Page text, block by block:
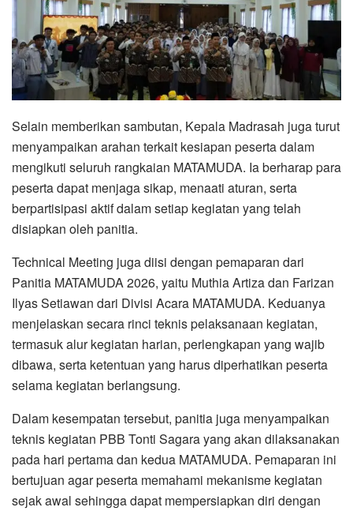
Selain memberikan sambutan, Kepala Madrasah juga turut
menyampaikan arahan terkait kesiapan peserta dalam
mengikuti seluruh rangkaian MATAMUDA. Ia berharap para
peserta dapat menjaga sikap, menaati aturan, serta
berpartisipasi aktif dalam setiap kegiatan yang telah
disiapkan oleh panitia.
Technical Meeting juga diisi dengan pemaparan dari
Panitia MATAMUDA 2026, yaitu Muthia Artiza dan Farizan
Ilyas Setiawan dari Divisi Acara MATAMUDA. Keduanya
menjelaskan secara rinci teknis pelaksanaan kegiatan,
termasuk alur kegiatan harian, perlengkapan yang wajib
dibawa, serta ketentuan yang harus diperhatikan peserta
selama kegiatan berlangsung.
Dalam kesempatan tersebut, panitia juga menyampaikan
teknis kegiatan PBB Tonti Sagara yang akan dilaksanakan
pada hari pertama dan kedua MATAMUDA. Pemaparan ini
bertujuan agar peserta memahami mekanisme kegiatan
sejak awal sehingga dapat mempersiapkan diri dengan